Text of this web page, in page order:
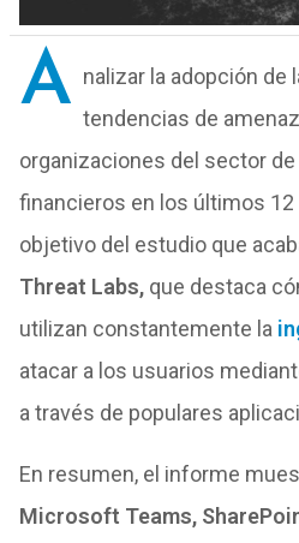
A nalizar la adopción de
tendencias de
organizaciones del sector
financieros en los últimos 12
objetivo del estudio que
Threat Labs,que destaca
utilizan constantemente la
atacar a los usuarios
a través de populares
En resumen, el informe
Microsoft Teams,